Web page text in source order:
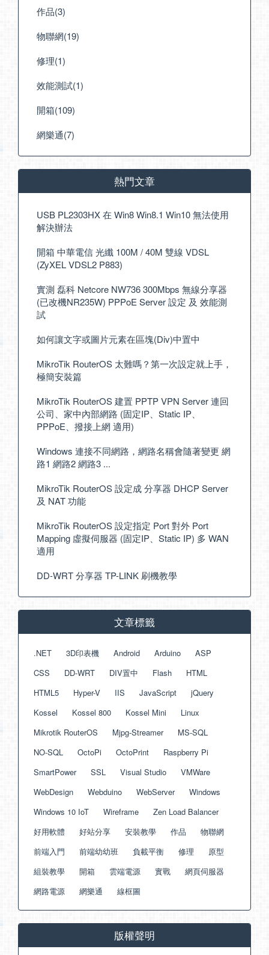
作品(3)
物聯網(19)
修理(1)
效能測試(1)
開箱(109)
網樂通(7)
熱門文章
USB PL2303HX 在 Win8 Win8.1 Win10 無法使用
解決辦法
開箱 中華電信 光纖 100M / 40M 雙線 VDSL
(ZyXEL VDSL2 P883)
實測 磊科 Netcore NW736 300Mbps 無線分享器
(已改機NR235W) PPPoE Server 設定 及 效能測
試
如何讓文字或圖片元素在區塊(Div)中置中
MikroTik RouterOS 太難嗎？第一次設定就上手，
極簡安裝篇
MikroTik RouterOS 建置 PPTP VPN Server 連回
公司、家中內部網路 (固定IP、Static IP、
PPPoE、撥接上網 適用)
Windows 連接不同網路，網路名稱會隨著變更 網
路1 網路2 網路3 ...
MikroTik RouterOS 設定成 分享器 DHCP Server
及 NAT 功能
MikroTik RouterOS 設定指定 Port 對外 Port
Mapping 虛擬伺服器 (固定IP、Static IP) 多 WAN
適用
DD-WRT 分享器 TP-LINK 刷機教學
文章標籤
.NET 3D印表機 Android Arduino
ASP
CSS
DD-WRT DIV置中 Flash
HTML
HTML5
Hyper-V IIS JavaScript
jQuery
Kossel
Kossel 800 Kossel Mini
Linux
Mikrotik RouterOS
Mjpg-Streamer
MS-SQL
NO-SQL
OctoPi OctoPrint
Raspberry Pi
SmartPower
SSL Visual Studio
VMWare
WebDesign
Webduino WebServer
Windows
Windows 10 IoT
Wireframe
Zen Load Balancer
好用軟體
好站分享 安裝教學 作品
物聯網
前端入門
前端幼幼班 負載平衡 修理
原型
組裝教學
開箱 雲端電源 實戰
網頁伺服器
網路電源
網樂通 線框圖
版權聲明